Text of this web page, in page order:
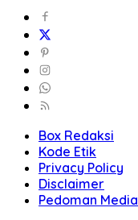
Box Redaksi
Kode Etik
Privacy Policy
Disclaimer
Pedoman